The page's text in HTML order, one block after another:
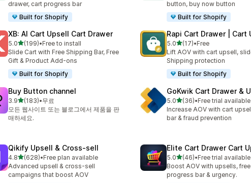
drawer, cart progress bar
Built for Shopify
button, buy now button
Built for Shopify
XB: AI Cart Upsell Cart Drawer
5.0별 5개 중
(199)
총 리뷰 199개
•Free to install
Slide Cart with Free Shipping Bar, Free
Gift & Product Add-ons
Built for Shopify
Rapi Cart Drawer | Cart
5.0별 5개 중
(17)
총 리뷰 17개
•Free
Lift AOV with cart upsell,
Shipping protection
Built for Shopify
Buy Button channel
3.9별 5개 중
(183)
총 리뷰 183개
•무료
모든 웹사이트 또는 블로그에서 제품을 판
매하세요.
GoKwik Cart Drawer &
5.0별 5개 중
(36)
총 리뷰 36개
•Free trial available
Increase AOV with cart
bar & fraud prevention
Qikify Upsell & Cross‑sell
4.8별 5개 중
(628)
총 리뷰 628개
•Free plan available
Advanced upsell & cross-sell
campaigns that boost AOV
Elite Cart Drawer Cart
5.0별 5개 중
(46)
총 리뷰 46개
•Free trial available
Boost AOV with upsells,
progress bar & urgency.